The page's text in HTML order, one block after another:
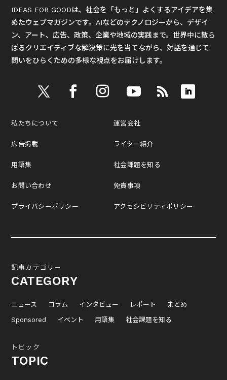
IDEAS FOR GOODは、社会を「もっと」よくするアイデアを集
めたウェブマガジンです。AIなどのテクノロジーから、デザイ
ン、アート、広告、政策、企業や地域の実践まで。世界中に散ら
ばるクリエイティブな解決策に光を当てながら、対話を通じて
問いをひらくための多様な視点をお届けします。
私たちについて
広告掲載
用語集
お問い合わせ
プライバシーポリシー
運営会社
ライター紹介
社会課題を知る
免責事項
アクセシビリティポリシー
記事カテゴリー
CATEGORY
ニュース コラム インタビュー レポート
まとめ
Sponsored
イベント 用語集 社会課題を知る
トピック
TOPIC